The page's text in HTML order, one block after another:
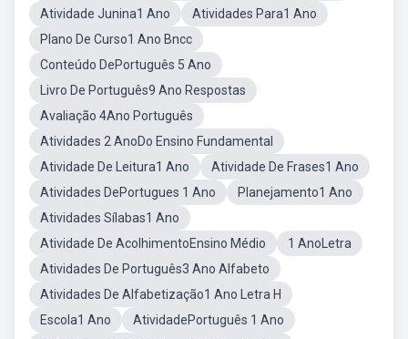
Atividade Junina1 Ano
Atividades Para1 Ano
Plano De Curso1 Ano Bncc
Conteúdo DePortuguês 5 Ano
Livro De Português9 Ano Respostas
Avaliação 4Ano Português
Atividades 2 AnoDo Ensino Fundamental
Atividade De Leitura1 Ano
Atividade De Frases1 Ano
Atividades DePortugues 1 Ano
Planejamento1 Ano
Atividades Sílabas1 Ano
Atividade De AcolhimentoEnsino Médio
1 AnoLetra
Atividades De Português3 Ano Alfabeto
Atividades De Alfabetização1 Ano Letra H
Escola1 Ano
AtividadePortuguês 1 Ano